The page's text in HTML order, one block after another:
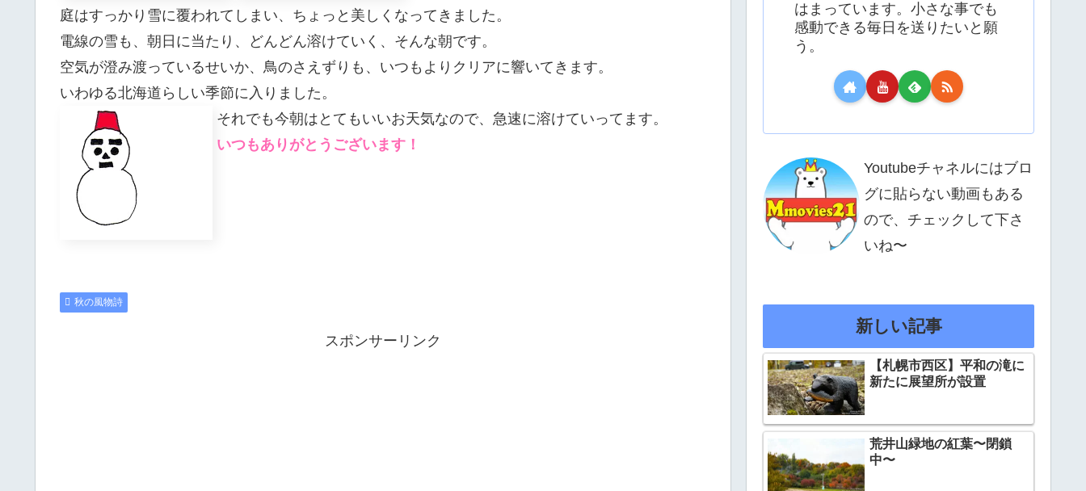
庭はすっかり雪に覆われてしまい、ちょっと美しくなってきました。
電線の雪も、朝日に当たり、どんどん溶けていく、そんな朝です。
空気が澄み渡っているせいか、鳥のさえずりも、いつもよりクリアに響いてきます。
いわゆる北海道らしい季節に入りました。
それでも今朝はとてもいいお天気なので、急速に溶けていってます。
いつもありがとうございます！
秋の風物詩
スポンサーリンク
はまっています。小さな事でも
感動できる毎日を送りたいと願
う。
Youtubeチャネルにはブロ
グに貼らない動画もある
ので、チェックして下さ
いね〜
新しい記事
【札幌市西区】平和の滝に
新たに展望所が設置
荒井山緑地の紅葉〜閉鎖
中〜